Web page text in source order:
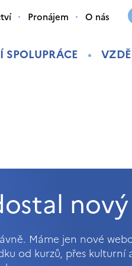
SPOLUPRÁCE
Pronájem O nás
Máme jen nové
od kurzů, přes kulturní